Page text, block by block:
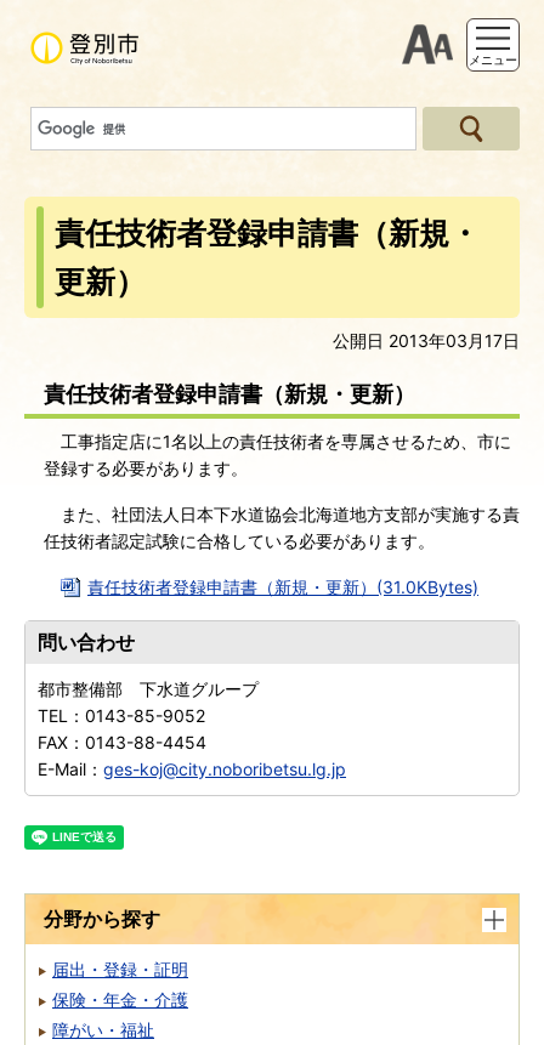
支援ツー
メニュー
責任技術者登録申請書（新規・
更新）
公開日 2013年03月17日
責任技術者登録申請書（新規・更新）
工事指定店に1名以上の責任技術者を専属させるため、市に
登録する必要があります。
また、社団法人日本下水道協会北海道地方支部が実施する責
任技術者認定試験に合格している必要があります。
責任技術者登録申請書（新規・更新）(31.0KBytes)
問い合わせ
都市整備部 下水道グループ
TEL： 0143-85-9052
FAX： 0143-88-4454
E-Mail： ges-koj@city.noboribetsu.lg.jp
分野から探す
届出・登録・証明
保険・年金・介護
障がい・福祉